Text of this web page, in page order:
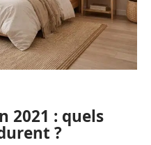
2021 : quels
?